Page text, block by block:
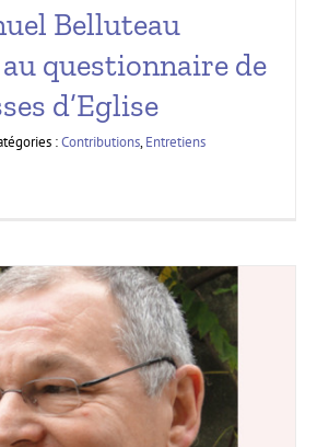
Belluteau
questionnaire de
d’Eglise
:Contributions,Entretiens